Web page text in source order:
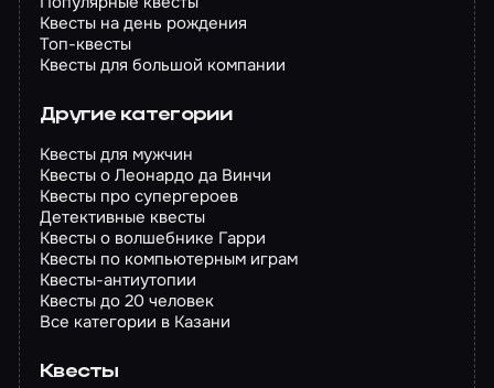
Квесты на день рождения
Топ-квесты
Квесты для большой компании
Другие категории
Квесты для мужчин
Квесты о Леонардо да Винчи
Квесты про супергероев
Детективные квесты
Квесты о волшебнике Гарри
Квесты по компьютерным играм
Квесты-антиутопии
Квесты до 20 человек
Все категории в Казани
Квесты